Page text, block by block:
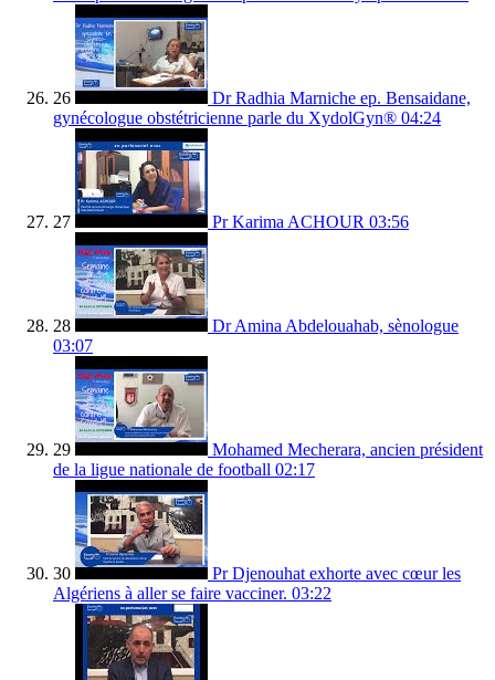
26
Dr Radhia Marniche ep. Bensaidane,
gynécologue obstétricienne parle du XydolGyn® 04:24
27 Pr Karima ACHOUR 03:56
28
Dr Amina Abdelouahab, sènologue
03:07
29
Mohamed Mecherara, ancien président
de la ligue nationale de football 02:17
30
Pr Djenouhat exhorte avec cœur les
Algériens à aller se faire vacciner. 03:22